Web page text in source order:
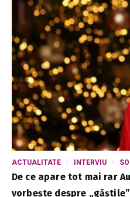
ACTUALITATE INTERVIU
De ce apare tot mai rar
vorbește despre